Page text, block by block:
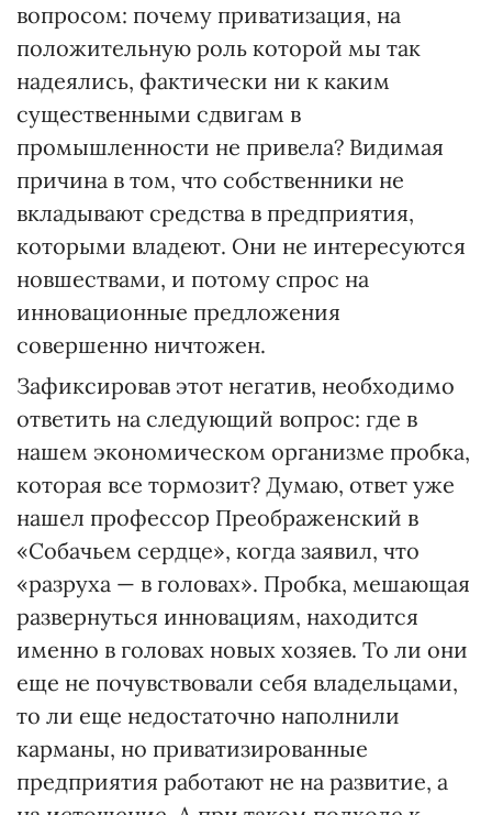
вопросом: почему приватизация, на
положительную роль которой мы так
надеялись, фактически ни к каким
существенными сдвигам в
промышленности не привела? Видимая
причина в том, что собственники не
вкладывают средства в предприятия,
которыми владеют. Они не интересуются
новшествами, и потому спрос на
инновационные предложения
совершенно ничтожен.
Зафиксировав этот негатив, необходимо
ответить на следующий вопрос: где в
нашем экономическом организме пробка,
которая все тормозит? Думаю, ответ уже
нашел профессор Преображенский в
«Собачьем сердце», когда заявил, что
«разруха — в головах». Пробка, мешающая
развернуться инновациям, находится
именно в головах новых хозяев. То ли они
еще не почувствовали себя владельцами,
то ли еще недостаточно наполнили
карманы, но приватизированные
предприятия работают не на развитие, а